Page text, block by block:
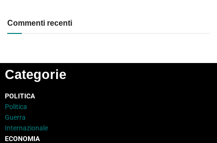
Commenti recenti
Categorie
POLITICA
Politica
Guerra
Internazionale
ECONOMIA